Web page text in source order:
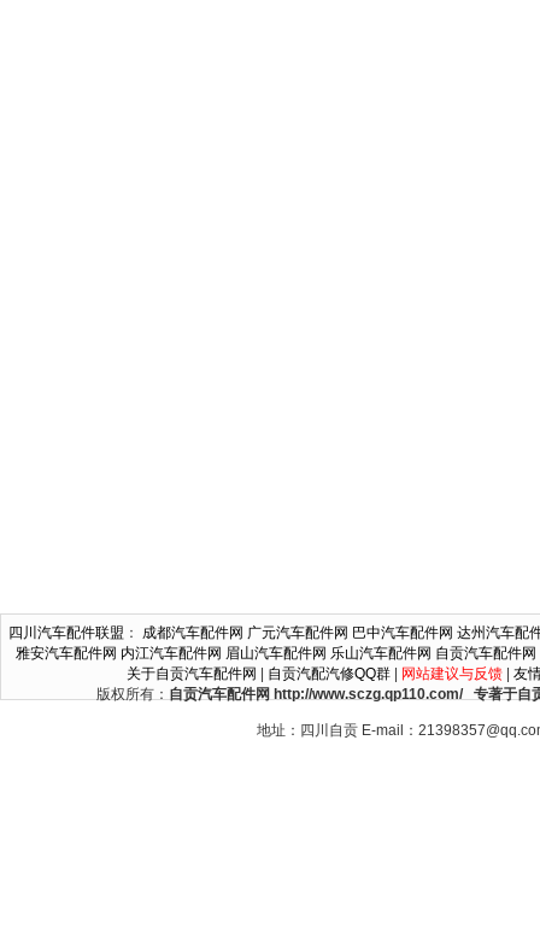
四川汽车配件联盟 ： 成都汽车配件网 广元汽车配件网 巴中汽车配件网 达州汽车配
雅安汽车配件网 内江汽车配件网 眉山汽车配件网 乐山汽车配件网 自贡汽车配件网
关于自贡汽车配件网
自贡汽配汽修QQ群| 网站建议与反馈| 友
版权所有： 自贡汽车配件网 http://www.sczg.qp110.com/ 专著于自
地址：四川自贡 E-mail：